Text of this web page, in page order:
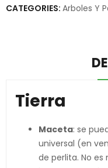
CATEGORIES: Arboles Y
Tierra
Maceta: se
universal (en
de perlita. No